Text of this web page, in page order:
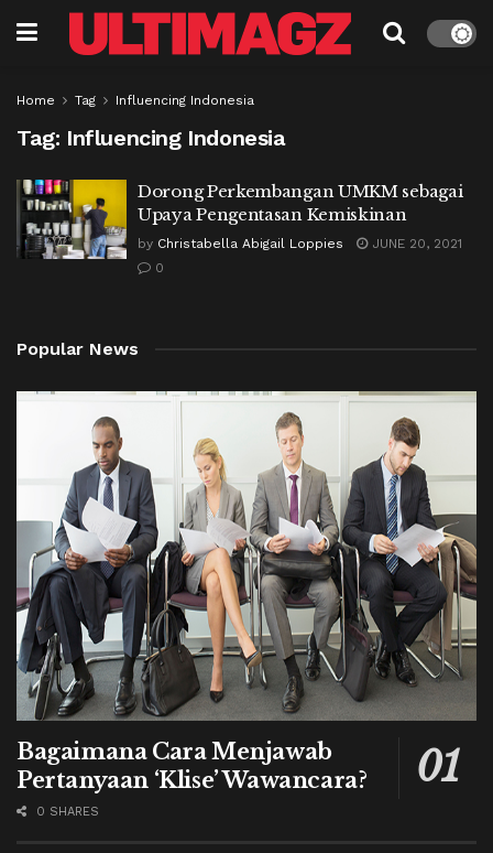
Home Tag Influencing Indonesia
Tag: Influencing Indonesia
Dorong Perkembangan UMKM sebagai
Upaya Pengentasan Kemiskinan
by Christabella Abigail Loppies
JUNE 20, 2021
0
Popular News
Bagaimana Cara Menjawab
Pertanyaan ‘Klise’ Wawancara?
0 SHARES